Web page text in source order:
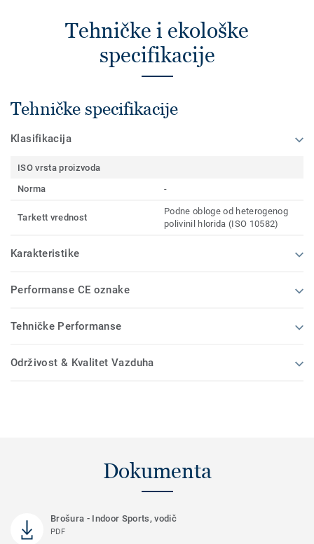
Tehničke i ekološke
specifikacije
Tehničke specifikacije
Klasifikacija
ISO vrsta proizvoda
Norma
-
Tarkett vrednost
Podne obloge od heterogenog
polivinil hlorida (ISO 10582)
Karakteristike
Performanse CE oznake
Tehničke Performanse
Održivost & Kvalitet Vazduha
Dokumenta
Brošura - Indoor Sports, vodič
PDF